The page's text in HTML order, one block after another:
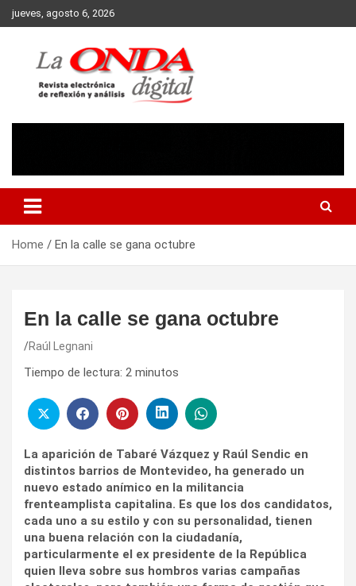
Skip
to
jueves, agosto 6, 2026
Home En la calle se gana octubre
En la calle se gana octubre
Raúl Legnani
Tiempo de lectura: 2 minutos
La aparición de Tabaré Vázquez y Raúl Sendic en
distintos barrios de Montevideo, ha generado un
nuevo estado anímico en la militancia
frenteamplista capitalina. Es que los dos candidatos,
cada uno a su estilo y con su personalidad, tienen
una buena relación con la ciudadanía,
particularmente el ex presidente de la República
quien lleva sobre sus hombros varias campañas